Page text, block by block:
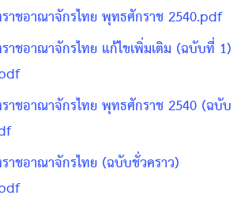
าชอาณาจักรไทย พุทธศักราช 2540.pdf
าชอาณาจักรไทย แก้ไขเพิ่มเติม (ฉบับที่ 1)
าชอาณาจักรไทย พุทธศักราช 2540 (ฉบับ
าชอาณาจักรไทย (ฉบับชั่วคราว)